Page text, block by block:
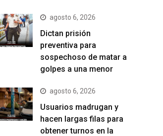
agosto 6, 2026
Dictan prisión
preventiva para
sospechoso de matar a
golpes a una menor
agosto 6, 2026
Usuarios madrugan y
hacen largas filas para
obtener turnos en la